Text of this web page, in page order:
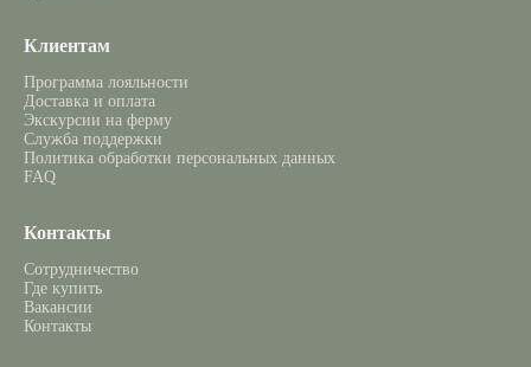
Клиентам
Программа лояльности
Доставка и оплата
Экскурсии на ферму
Служба поддержки
Политика обработки персональных данных
FAQ
Контакты
Сотрудничество
Где купить
Вакансии
Контакты